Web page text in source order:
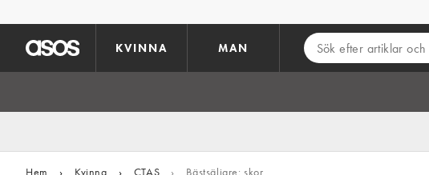
KVINNA MAN
Hem › Kvinna › CTAS › Bästsäljare: skor